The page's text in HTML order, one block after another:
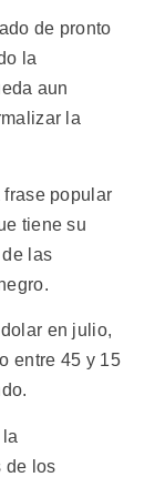
de pronto
la
aun
la
popular
tiene su
las
en julio,
entre 45 y 15
de los